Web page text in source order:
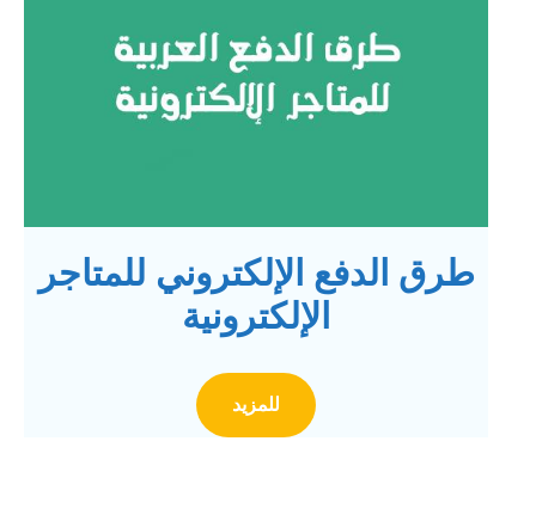
طرق الدفع اﻹلكتروني للمتاجر
اﻹلكترونية
للمزيد